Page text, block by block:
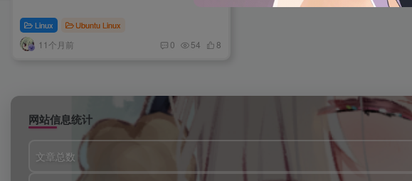
Linux Ubuntu Linux
11个月前 0 54 8
网站信息统计
文章总数